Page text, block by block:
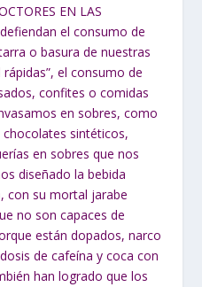
EN LAS
el consumo de
o basura de nuestras
el consumo de
confites o comidas
en sobres, como
sintéticos,
en sobres que nos
diseñado la bebida
con su mortal jarabe
no son capaces de
están dopados, narco
de cafeína y coca con
han logrado que los